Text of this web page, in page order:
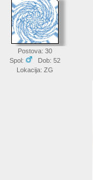
Postova: 30
Spol:
Dob: 52
Lokacija: ZG